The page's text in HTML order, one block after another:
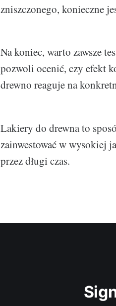
zniszczonego, konieczne
Na koniec, warto zawsze
pozwoli ocenić, czy efekt
drewno reaguje na
Lakiery do drewna to
zainwestować w wysokiej
przez długi czas.